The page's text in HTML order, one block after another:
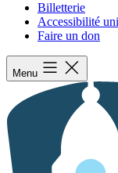
Billetterie
Accessibilité
Faire un don
Menu